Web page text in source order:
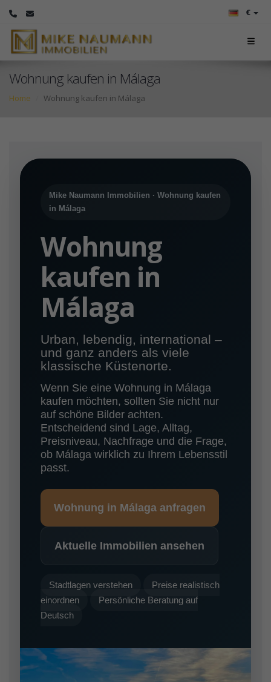
€
Wohnung kaufen in Málaga
Home Wohnung kaufen in Málaga
Mike Naumann Immobilien · Wohnung kaufen
in Málaga
Wohnung
kaufen in
Málaga
Urban, lebendig, international –
und ganz anders als viele
klassische Küstenorte.
Wenn Sie eine Wohnung in Málaga
kaufen möchten, sollten Sie nicht nur
auf schöne Bilder achten.
Entscheidend sind Lage, Alltag,
Preisniveau, Nachfrage und die Frage,
ob Málaga wirklich zu Ihrem Lebensstil
passt.
Wohnung in Málaga anfragen
Aktuelle Immobilien ansehen
Stadtlagen verstehen
Preise realistisch
einordnen
Persönliche Beratung auf
Deutsch